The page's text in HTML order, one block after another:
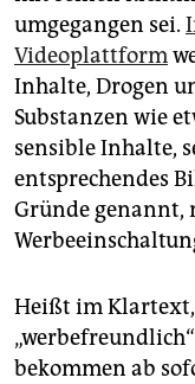
umgegangen sei.
Videoplattform
Inhalte, Drogen
Substanzen wie
sensible Inhalte,
entsprechendes
Gründe
Heißt im Klartext,
bekommen ab